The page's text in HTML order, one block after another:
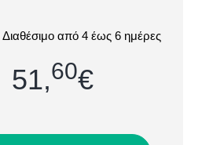
κομψό και πρακτικό ανδρικό
επαγγελματική...
Διαθέσιμο από 4 έως 6 ημέρες
51,60€